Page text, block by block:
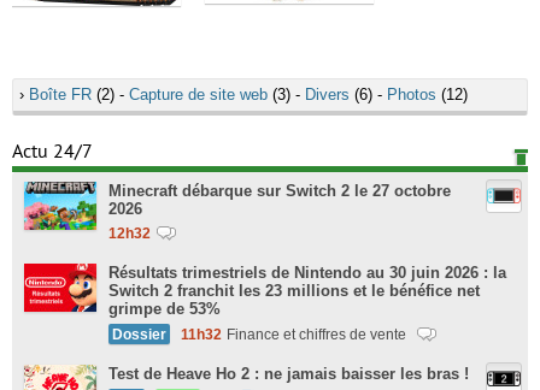
› Boîte FR (2) - Capture de site web (3) - Divers (6) - Photos (12)
Actu 24/7
Minecraft débarque sur Switch 2 le 27 octobre
2026
12h32
Résultats trimestriels de Nintendo au 30 juin 2026 : la
Switch 2 franchit les 23 millions et le bénéfice net
grimpe de 53%
Dossier 11h32 Finance et chiffres de vente
Test de Heave Ho 2 : ne jamais baisser les bras !